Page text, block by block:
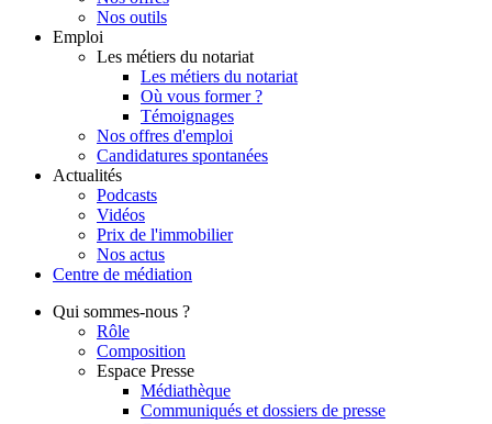
Nos outils
Emploi
Les métiers du notariat
Les métiers du notariat
Où vous former ?
Témoignages
Nos offres d'emploi
Candidatures spontanées
Actualités
Podcasts
Vidéos
Prix de l'immobilier
Nos actus
Centre de médiation
Qui sommes-nous ?
Rôle
Composition
Espace Presse
Médiathèque
Communiqués et dossiers de presse